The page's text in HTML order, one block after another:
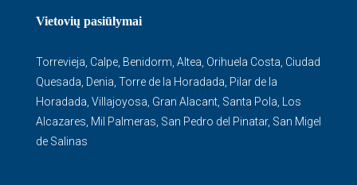
Vietovių pasiūlymai
Torrevieja Calpe Benidorm Altea Orihuela Costa Ciudad
Quesada Denia Torre de la Horadada Pilar de la
Horadada Villajoyosa Gran Alacant Santa Pola Los
Alcazares Mil Palmeras San Pedro del Pinatar, San Migel
de Salinas